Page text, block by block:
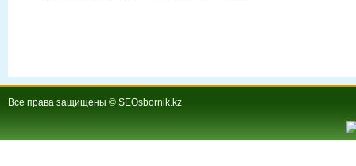
Все права защищены © SEOsbornik.kz